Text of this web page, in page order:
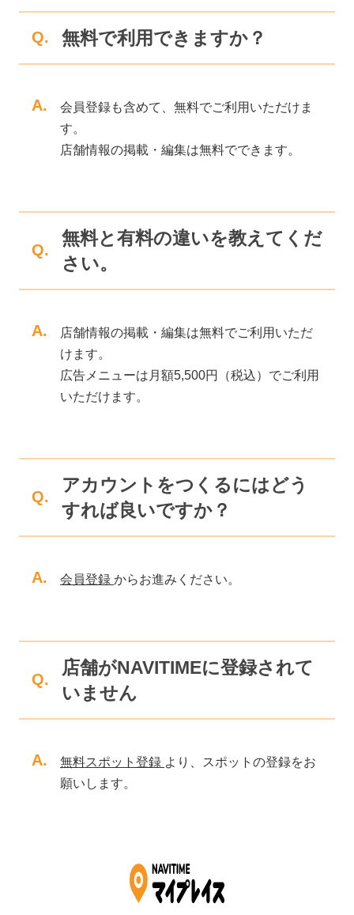
Q. 無料で利用できますか？
A.
会員登録も含めて、無料でご利用いただけま
す。
店舗情報の掲載・編集は無料でできます。
Q.
無料と有料の違いを教えてくだ
さい。
A.
店舗情報の掲載・編集は無料でご利用いただ
けます。
広告メニューは月額5,500円（税込）でご利用
いただけます。
Q.
アカウントをつくるにはどう
すれば良いですか？
A. 会員登録 からお進みください。
Q.
店舗がNAVITIMEに登録されて
いません
A. 無料スポット登録 より、スポットの登録をお
願いします。